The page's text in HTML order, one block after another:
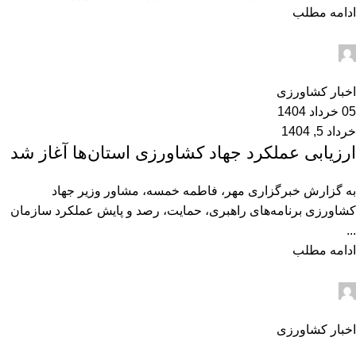
ادامه مطلب
اخبار کشاورزی
05 خرداد 1404
خرداد 5, 1404
ارزیابی عملکرد جهاد کشاورزی استان‌ها آغاز شد
به گزارش خبرگزاری مهر، فاطمه خمسه، مشاور وزیر جهاد
کشاورزی برنامه‌های راهبری، حمایت، رصد و پایش عملکرد سازمان
...
ادامه مطلب
اخبار کشاورزی